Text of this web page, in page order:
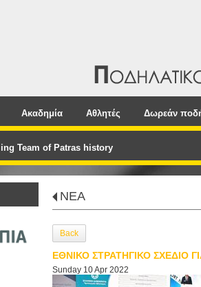
Ακαδημία Αθλητές Δωρεάν
Team of Patras history
NEA
Back
ΕΘΝΙΚΟ ΣΤΡΑΤΗΓΙΚΟ ΣΧΕΔΙΟ
Sunday 10 Apr 2022